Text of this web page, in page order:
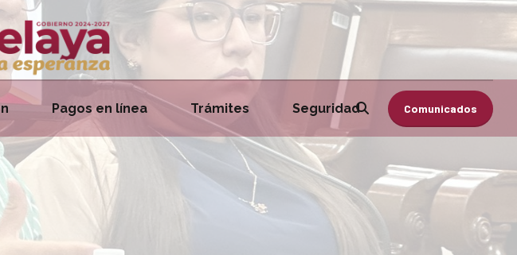
Comunicados
Pagos en línea Trámites Seguridad